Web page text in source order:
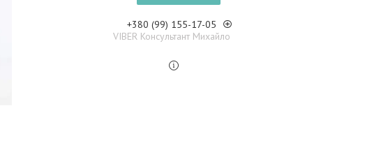
+380 (99) 155-17-05
VIBER Консультант Михайло